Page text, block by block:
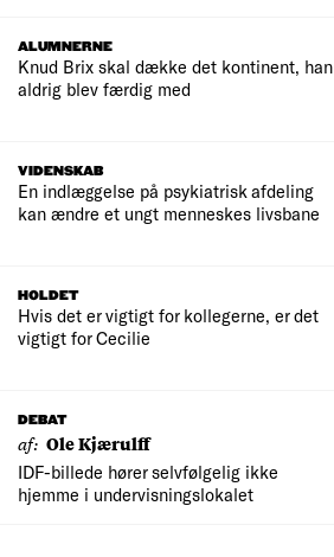
ALUMNERNE
Knud Brix skal dække det kontinent, han
aldrig blev færdig med
VIDENSKAB
En indlæggelse på psykiatrisk afdeling
kan ændre et ungt menneskes livsbane
HOLDET
Hvis det er vigtigt for kollegerne, er det
vigtigt for Cecilie
DEBAT
af: Ole Kjærulff
IDF-billede hører selvfølgelig ikke
hjemme i undervisningslokalet